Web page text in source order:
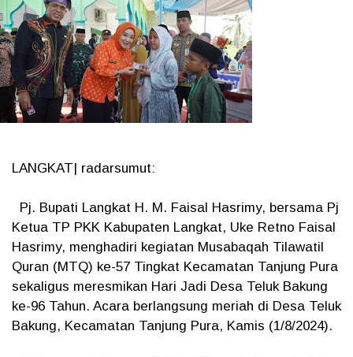
LANGKAT| radarsumut:
Pj. Bupati Langkat H. M. Faisal Hasrimy, bersama Pj
Ketua TP PKK Kabupaten Langkat, Uke Retno Faisal
Hasrimy, menghadiri kegiatan Musabaqah Tilawatil
Quran (MTQ) ke-57 Tingkat Kecamatan Tanjung Pura
sekaligus meresmikan Hari Jadi Desa Teluk Bakung
ke-96 Tahun. Acara berlangsung meriah di Desa Teluk
Bakung, Kecamatan Tanjung Pura, Kamis (1/8/2024).